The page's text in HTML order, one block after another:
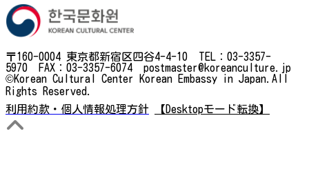
〒160-0004 東京都新宿区四谷4-4-10 TEL：03-3357-
5970 FAX：03-3357-6074 postmaster@koreanculture.jp
©Korean Cultural Center Korean Embassy in Japan.All
Rights Reserved.
利用約款・個人情報処理方針
【Desktopモード転換】